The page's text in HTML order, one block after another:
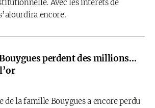
Avec les intérêts de
encore.
perdent des millions…
la famille Bouygues a encore perdu